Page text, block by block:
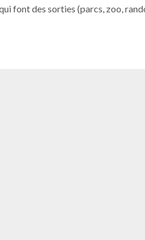
font des sorties (parcs, zoo,